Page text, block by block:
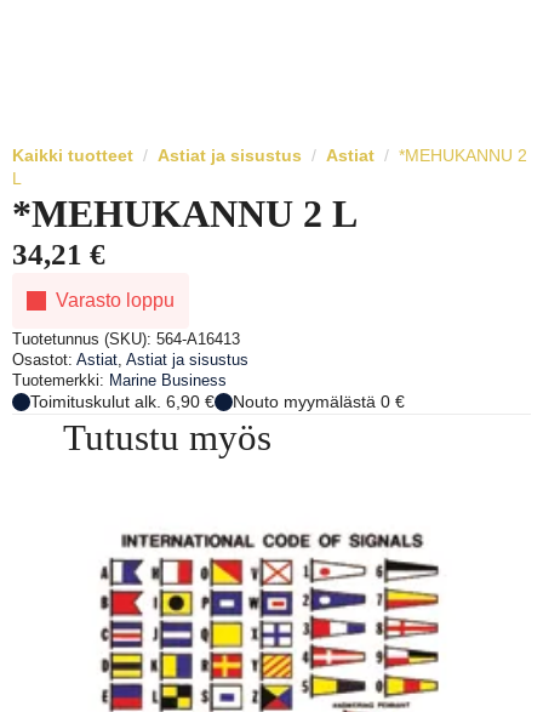
Kaikki tuotteet Astiat ja sisustus Astiat
*MEHUKANNU 2
L
*MEHUKANNU 2 L
34,21 €
Varasto loppu
Tuotetunnus (SKU): 564-A16413
Osastot: Astiat Astiat ja sisustus
Tuotemerkki: Marine Business
Toimituskulut alk. 6,90 € Nouto myymälästä 0 €
Tutustu myös